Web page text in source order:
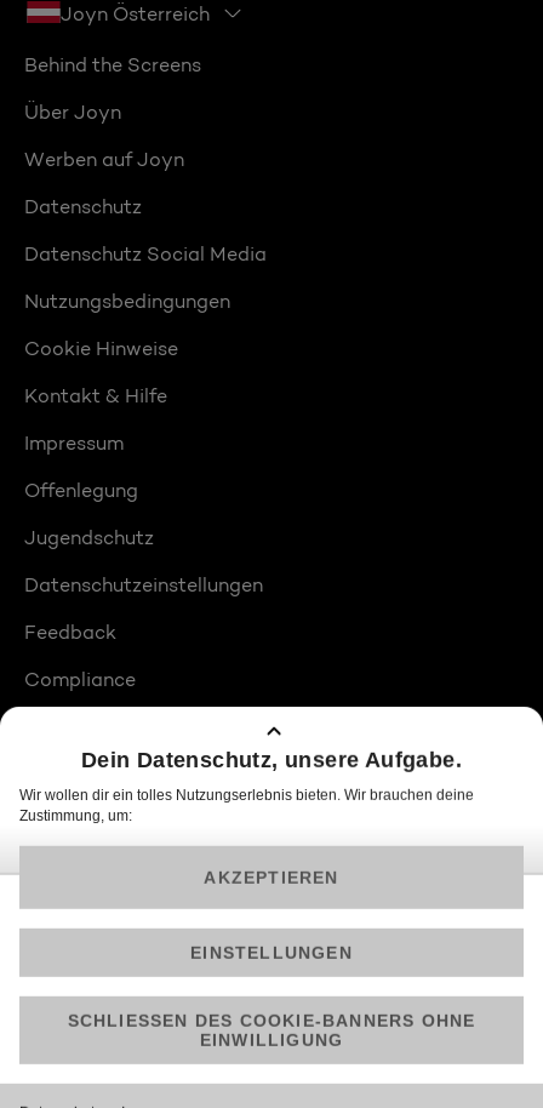
Joyn Österreich
Behind the Screens
Über Joyn
Werben auf Joyn
Datenschutz
Datenschutz Social Media
Nutzungsbedingungen
Cookie Hinweise
Kontakt & Hilfe
Impressum
Offenlegung
Jugendschutz
Datenschutzeinstellungen
Feedback
Compliance
Produktplatzierungen
© 2026 ProSiebenSat.1 PULS 4 GmbH
Am besten läuft Joyn in der App!